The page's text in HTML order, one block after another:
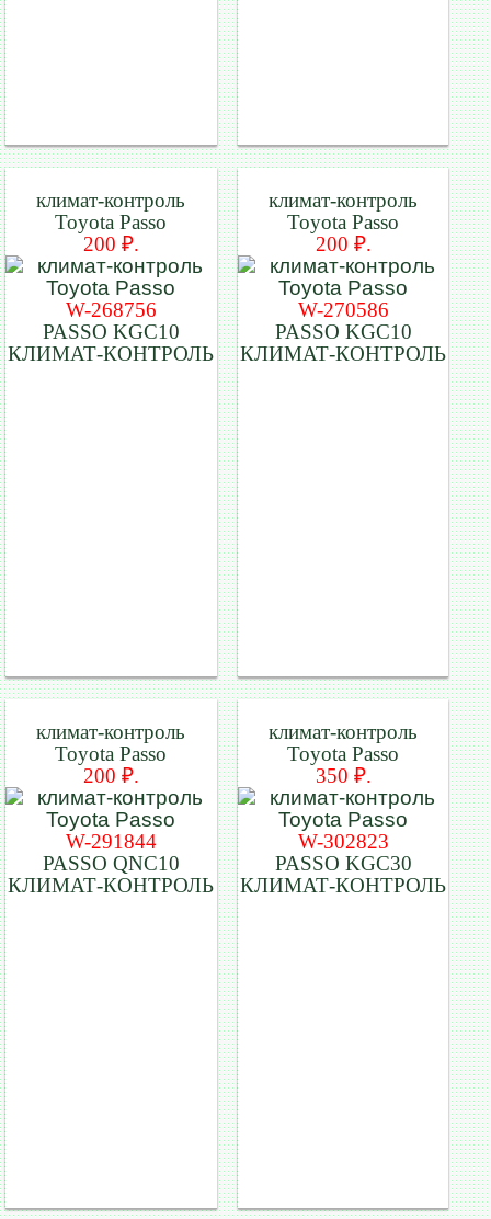
климат-контроль
Toyota Passo
200 ₽.
W-268756
PASSO KGC10
КЛИМАТ-КОНТРОЛЬ
климат-контроль
Toyota Passo
200 ₽.
W-270586
PASSO KGC10
КЛИМАТ-КОНТРОЛЬ
климат-контроль
Toyota Passo
200 ₽.
W-291844
PASSO QNC10
КЛИМАТ-КОНТРОЛЬ
климат-контроль
Toyota Passo
350 ₽.
W-302823
PASSO KGC30
КЛИМАТ-КОНТРОЛЬ